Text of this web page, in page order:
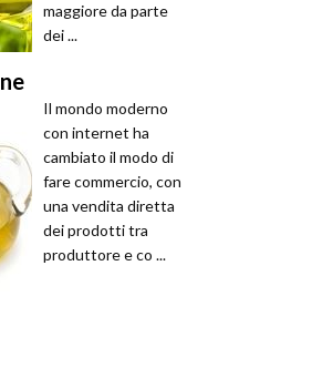
maggiore da parte
dei ...
Il mondo moderno
con internet ha
cambiato il modo di
fare commercio, con
una vendita diretta
dei prodotti tra
produttore e co ...